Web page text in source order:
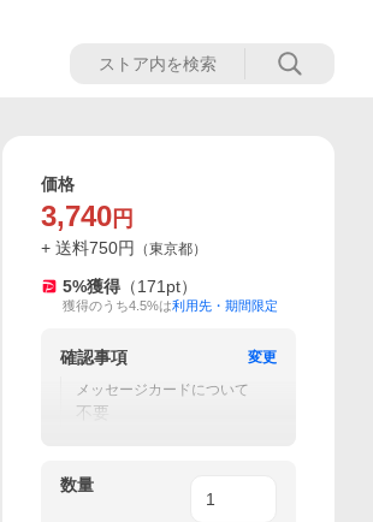
価格
3,740 円
+ 送料750円 （東京都）
5%獲得 （171 pt）
獲得のうち4.5%は利用先・期間限定
確認事項
変更
メッセージカードについて
不要
数量